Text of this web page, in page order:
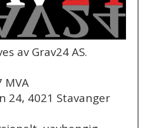
av Grav24 AS.
MVA
24, 4021 Stavanger